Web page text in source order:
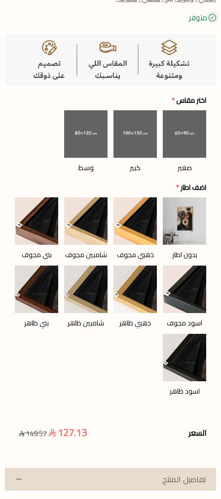
متوفر
اختر مقاس*
صغير كبير
وسط
اضف اطار*
بدون اطار ذهبي مجوف شامبين مجوف بني مجوف
اسود مجوف ذهبي ظاهر شامبين ظاهر بني ظاهر
اسود ظاهر
السعر 127.13
149.57
تفاصيل المنتج